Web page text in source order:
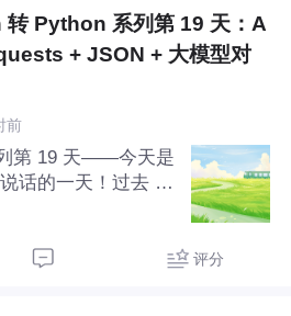
Python 系列第 19 天：A
+ JSON + 大模型对
前
第 19 天——今天是
话的一天！过去 18
、组装 J
评分